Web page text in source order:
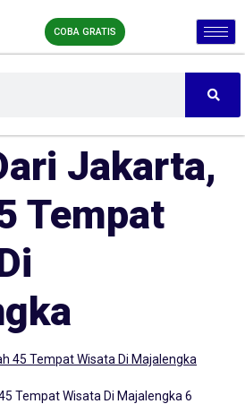
COBA GRATIS
Jakarta,
Tempat
Tempat Wisata Di Majalengka 6